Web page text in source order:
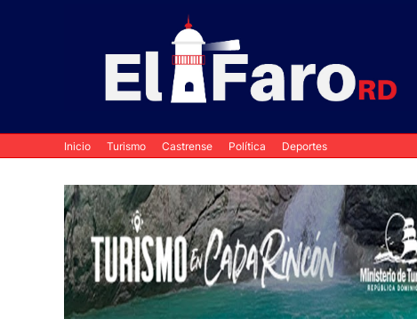
Inicio Turismo Castrense Política Deportes